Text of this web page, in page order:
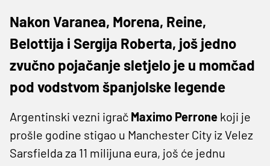
Nakon Varanea, Morena, Reine,
Belottija i Sergija Roberta, još jedno
zvučno pojačanje sletjelo je u momčad
pod vodstvom španjolske legende
Argentinski vezni igrač Maximo Perrone koji je
prošle godine stigao u Manchester City iz Velez
Sarsfielda za 11 milijuna eura, još će jednu